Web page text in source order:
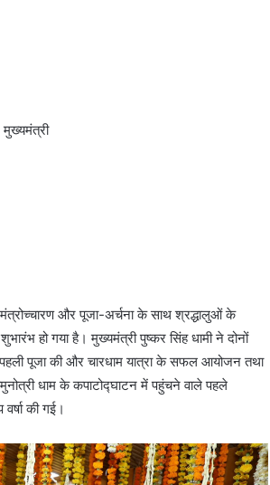
मंत्रोच्चारण और पूजा-अर्चना के साथ श्रद्धालुओं के
हो गया है। मुख्यमंत्री पुष्कर सिंह धामी ने दोनों
पूजा की और चारधाम यात्रा के सफल आयोजन तथा
धाम के कपाटोद्घाटन में पहुंचने वाले पहले
की गई।